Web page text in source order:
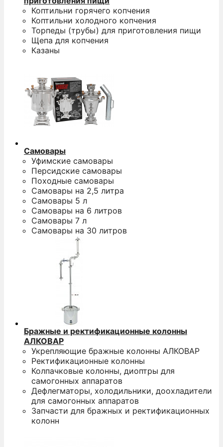
Коптильни горячего копчения
Коптильни холодного копчения
Торпеды (трубы) для приготовления пищи
Щепа для копчения
Казаны
Самовары
Уфимские самовары
Персидские самовары
Походные самовары
Самовары на 2,5 литра
Самовары 5 л
Самовары на 6 литров
Самовары 7 л
Самовары на 30 литров
Бражные и ректификационные колонны
АЛКОВАР
Укрепляющие бражные колонны АЛКОВАР
Ректификационные колонны
Колпачковые колонны, диоптры для
самогонных аппаратов
Дефлегматоры, холодильники, доохладители
для самогонных аппаратов
Запчасти для бражных и ректификационных
колонн